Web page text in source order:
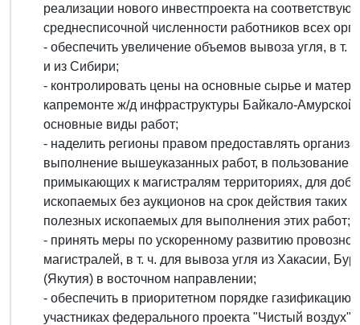
реализации нового инвестпроекта на
среднесписочной численности работников всех
- обеспечить увеличение объемов вывоза угля, в т.
и из Сибири;
- контролировать цены на основные сырье и
капремонте ж/д инфраструктуры Байкало-
основные виды работ;
- наделить регионы правом предоставлять
выполнение вышеуказанных работ, в пользование
примыкающих к магистралям территориях, для
ископаемых без аукционов на срок действия
полезных ископаемых для выполнения этих работ;
- принять меры по ускоренному развитию
магистралей, в т. ч. для вывоза угля из Хакасии,
(Якутия) в восточном направлении;
- обеспечить в приоритетном порядке
участниках федерального проекта "Чистый воздух".